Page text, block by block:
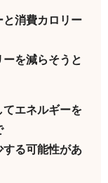
消費カロリー
を減らそうと
エネルギーを
る可能性があ